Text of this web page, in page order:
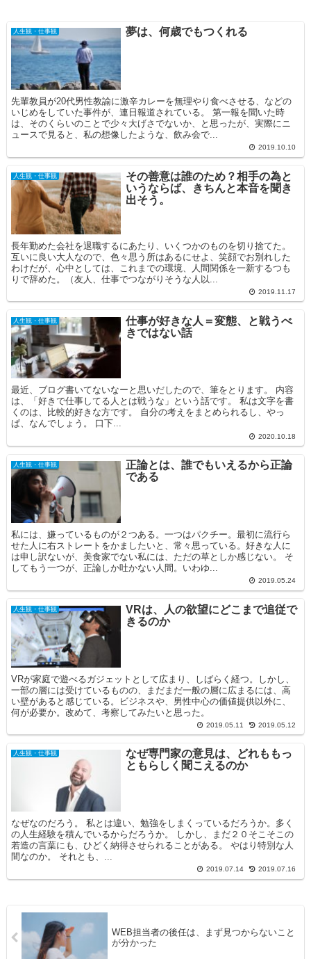
人生観・仕事観 夢は、何歳でもつくれる
先輩教員が20代男性教諭に激辛カレーを無理やり食べさせる、などの
いじめをしていた事件が、連日報道されている。 第一報を聞いた時
は、そのくらいのことで少々大げさでないか、と思ったが、実際にニ
ュースで見ると、私の想像したような、飲み会で...
2019.10.10
人生観・仕事観
その善意は誰のため？相手の為と
いうならば、きちんと本音を聞き
出そう。
長年勤めた会社を退職するにあたり、いくつかのものを切り捨てた。
互いに良い大人なので、色々思う所はあるにせよ、笑顔でお別れした
わけだが、心中としては、これまでの環境、人間関係を一新するつも
りで辞めた。（友人、仕事でつながりそうな人以...
2019.11.17
人生観・仕事観
仕事が好きな人＝変態、と戦うべ
きではない話
最近、ブログ書いてないなーと思いだしたので、筆をとります。 内容
は、「好きで仕事してる人とは戦うな」という話です。 私は文字を書
くのは、比較的好きな方です。 自分の考えをまとめられるし、やっ
ぱ、なんでしょう。 口下...
2020.10.18
人生観・仕事観
正論とは、誰でもいえるから正論
である
私には、嫌っているものが２つある。一つはパクチー。最初に流行ら
せた人に右ストレートをかましたいと、常々思っている。好きな人に
は申し訳ないが、美食家でない私には、ただの草としか感じない。 そ
してもう一つが、正論しか吐かない人間。いわゆ...
2019.05.24
人生観・仕事観
VRは、人の欲望にどこまで追従で
きるのか
VRが家庭で遊べるガジェットとして広まり、しばらく経つ。しかし、
一部の層には受けているものの、まだまだ一般の層に広まるには、高
い壁があると感じている。ビジネスや、男性中心の価値提供以外に、
何が必要か。改めて、考察してみたいと思った。
2019.05.11 2019.05.12
人生観・仕事観
なぜ専門家の意見は、どれももっ
ともらしく聞こえるのか
なぜなのだろう。 私とは違い、勉強をしまくっているだろうか。多く
の人生経験を積んでいるからだろうか。 しかし、まだ２０そこそこの
若造の言葉にも、ひどく納得させられることがある。 やはり特別な人
間なのか。 それとも、...
2019.07.14 2019.07.16
WEB担当者の後任は、まず見つからないこと
が分かった